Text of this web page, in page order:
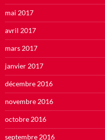
mai 2017
avril 2017
mars 2017
janvier 2017
décembre 2016
novembre 2016
octobre 2016
septembre 2016